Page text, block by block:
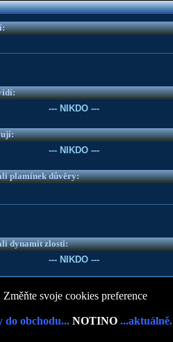
--- NIKDO ---
--- NIKDO ---
plamínek důvěry:
dynamit zlosti:
--- NIKDO ---
Změňte svoje cookies preference
do obchodu... NOTINO ...aktuálně.